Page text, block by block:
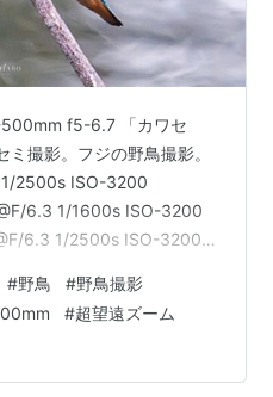
f5-6.7 「カワセ
撮影。フジの野鳥撮影。
1/2500s ISO-3200
6.3 1/1600s ISO-3200
6.3 1/2500s ISO-3200
6.7 1/125s ISO-500
のカワセミ撮影。朝…
#野鳥 #野鳥撮影
#超望遠ズーム